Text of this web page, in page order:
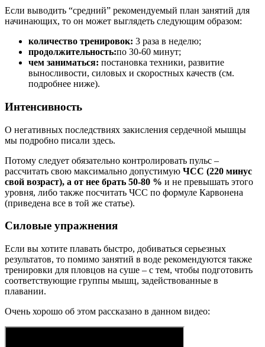
Если выводить “средний” рекомендуемый план занятий для
начинающих, то он может выглядеть следующим образом:
количество тренировок: 3 раза в неделю;
продолжительность:по 30-60 минут;
чем заниматься: постановка техники, развитие
выносливости, силовых и скоростных качеств (см.
подробнее ниже).
Интенсивность
О негативных последствиях закисления сердечной мышцы
мы подробно писали здесь.
Потому следует обязательно контролировать пульс –
рассчитать свою максимально допустимую ЧСС (220 минус
свой возраст), а от нее брать 50-80 % и не превышать этого
уровня, либо также посчитать ЧСС по формуле Карвонена
(приведена все в той же статье).
Силовые упражнения
Если вы хотите плавать быстро, добиваться серьезных
результатов, то помимо занятий в воде рекомендуются также
тренировки для пловцов на суше – с тем, чтобы подготовить
соответствующие группы мышц, задействованные в
плавании.
Очень хорошо об этом рассказано в данном видео: